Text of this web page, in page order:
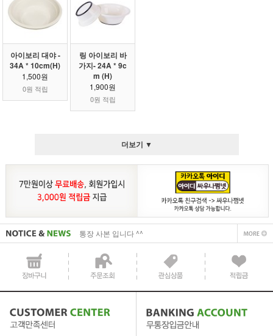
아이보리 대야 -
34A * 10cm(H)
1,500원
0원 적립
링 아이보리 바
가지- 24A * 9c
m (H)
1,900원
0원 적립
더보기 ▼
사업자 사본 입니다^^
통장 사본 입니다 ^^
사업자 사본 입니다^^
통장 사본 입니다 ^^